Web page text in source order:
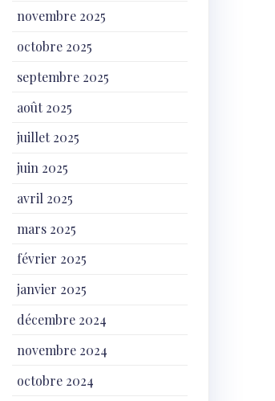
novembre 2025
octobre 2025
septembre 2025
août 2025
juillet 2025
juin 2025
avril 2025
mars 2025
février 2025
janvier 2025
décembre 2024
novembre 2024
octobre 2024